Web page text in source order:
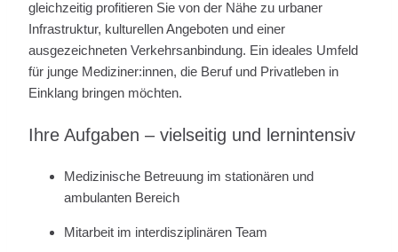
gleichzeitig profitieren Sie von der Nähe zu urbaner
Infrastruktur, kulturellen Angeboten und einer
ausgezeichneten Verkehrsanbindung. Ein ideales Umfeld
für junge Mediziner:innen, die Beruf und Privatleben in
Einklang bringen möchten.
Ihre Aufgaben – vielseitig und lernintensiv
Medizinische Betreuung im stationären und
ambulanten Bereich
Mitarbeit im interdisziplinären Team